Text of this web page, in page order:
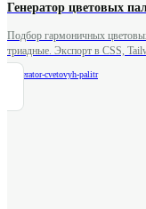
Генератор цветовых
Подбор гармоничных
триадные. Экспорт в CSS,
generator-cvetovyh-palitr